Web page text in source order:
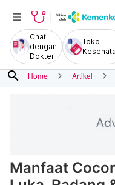
Chat
dengan
Dokter
Toko
search Home Artikel
Manfaat